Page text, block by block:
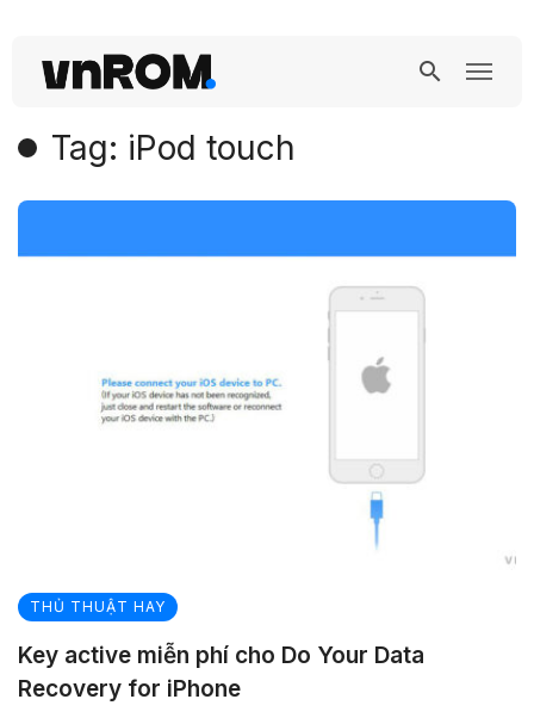
Tag: iPod touch
THỦ THUẬT HAY
Key active miễn phí cho Do Your Data
Recovery for iPhone